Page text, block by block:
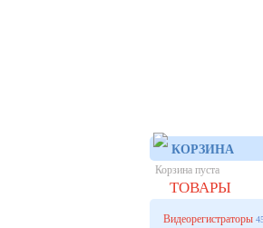
КОРЗИНА
Корзина пуста
ТОВАРЫ
Видеорегистраторы